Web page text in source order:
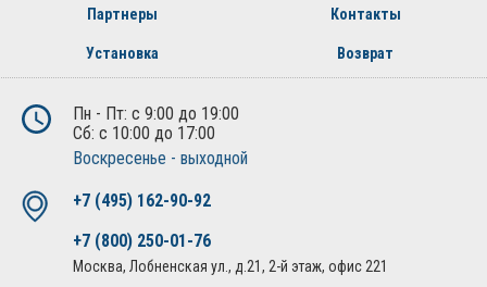
Партнеры Контакты
Установка Возврат
Пн - Пт: с 9:00 до 19:00
Сб: с 10:00 до 17:00
Воскресенье - выходной
+7 (495) 162-90-92
+7 (800) 250-01-76
Москва, Лобненская ул., д.21, 2-й этаж, офис 221